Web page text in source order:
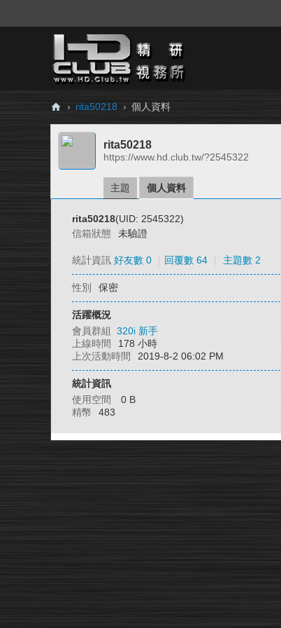
H
Cl
› rita50218 › 個人資料
rita50218
https://www.hd.club.tw/?2545322
主題 個人資料
rita50218(UID: 2545322)
信箱狀態
未驗證
統計資訊 好友數 0 回覆數 64 主題數 2
性別 保密
活躍概況
會員群組 320i 新手
上線時間
178 小時
上次活動時間
2019-8-2 06:02 PM
統計資訊
使用空間
0 B
精幣
483